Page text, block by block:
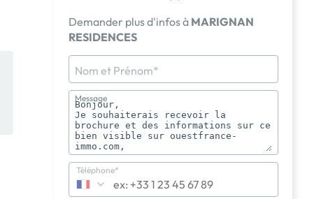
Demander plus d'infos à MARIGNAN
RESIDENCES
Nom et Prénom*
Message
Téléphone*